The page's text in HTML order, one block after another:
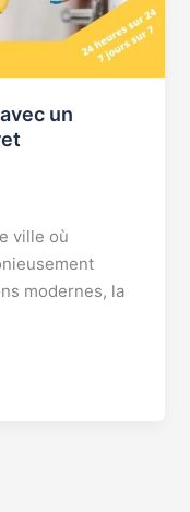
un
ville où
modernes, la